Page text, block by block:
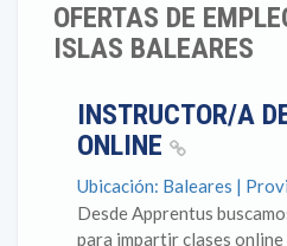
OFERTAS DE
ISLAS BALEARES
INSTRUCTOR/A
ONLINE
Ubicación: Baleares |
Desde Apprentus
para impartir clases